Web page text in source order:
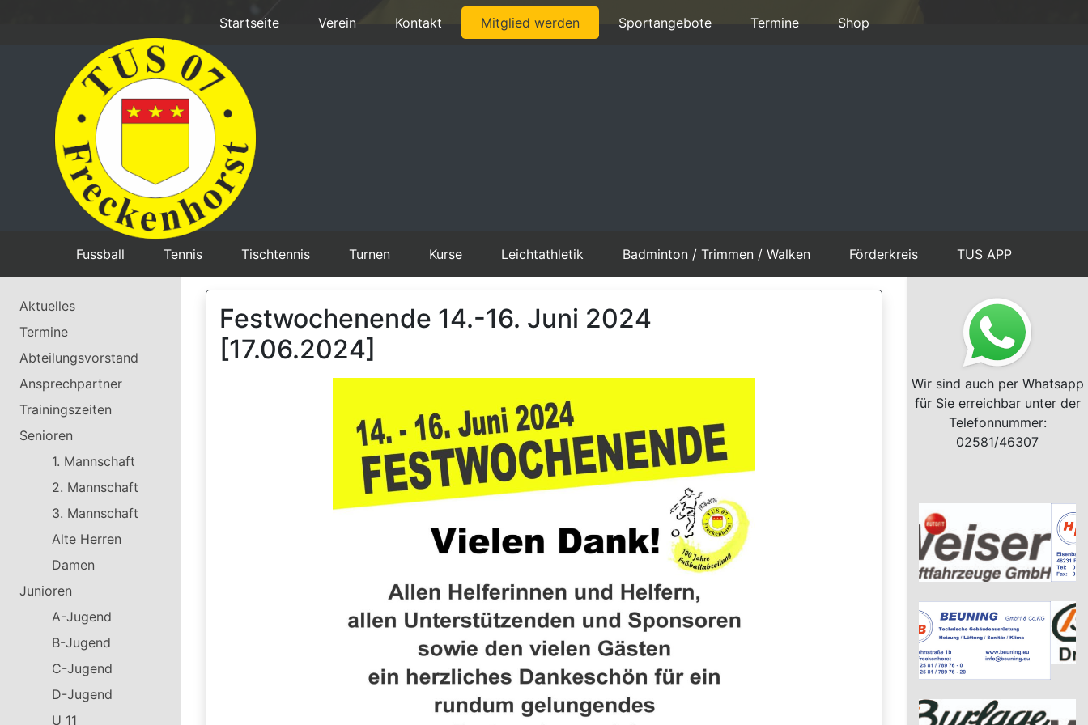
Startseite Verein Kontakt Mitglied werden Sportangebote Termine Shop
Fussball Tennis Tischtennis Turnen Kurse Leichtathletik Badminton / Trimmen / Walken Förderkreis TUS APP
Aktuelles
Termine
Abteilungsvorstand
Ansprechpartner
Trainingszeiten
Senioren
1. Mannschaft
2. Mannschaft
3. Mannschaft
Alte Herren
Damen
Junioren
A-Jugend
B-Jugend
C-Jugend
D-Jugend
U 11
Festwochenende 14.-16. Juni 2024
[17.06.2024]
Wir sind auch per Whatsapp
für Sie erreichbar unter der
Telefonnummer:
02581/46307